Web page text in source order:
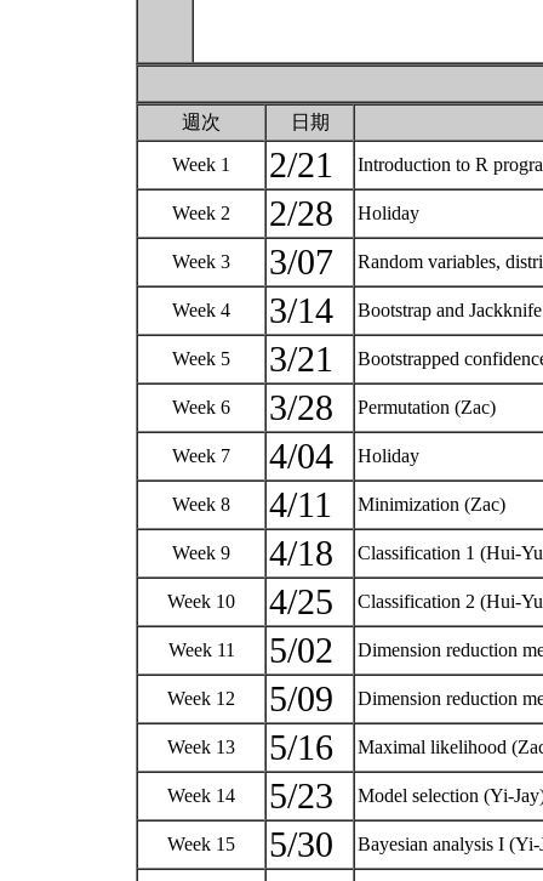
週次 日期
Week 1 2/21 Introduction to R
Week 2 2/28 Holiday
Week 3 3/07 Random variables,
Week 4 3/14 Bootstrap and
Week 5 3/21 Bootstrapped
Week 6 3/28 Permutation (Zac)
Week 7 4/04 Holiday
Week 8 4/11 Minimization (Zac)
Week 9 4/18 Classification 1 (Hui-
Week 10 4/25 Classification 2 (Hui-
Week 11 5/02 Dimension reduction
Week 12 5/09 Dimension reduction
Week 13 5/16 Maximal likelihood
Week 14 5/23 Model selection (Yi-
Week 15 5/30 Bayesian analysis I